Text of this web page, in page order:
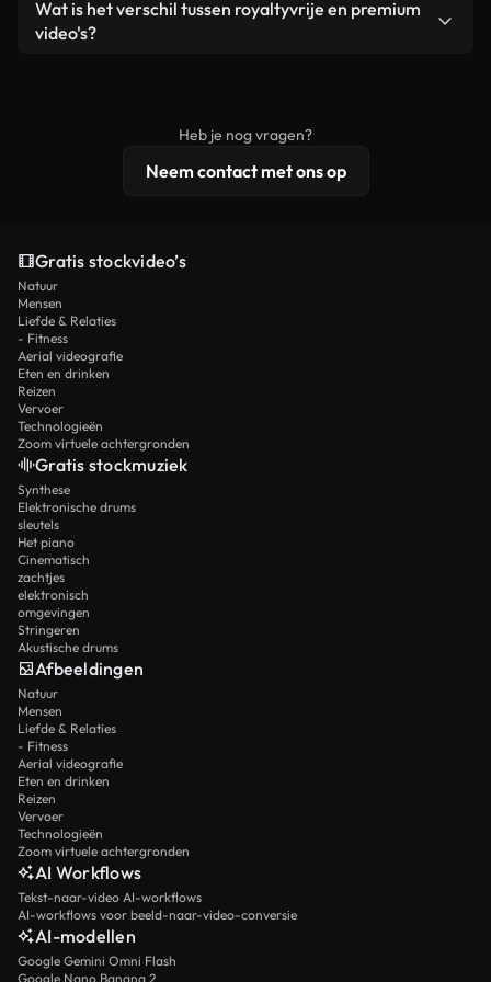
een losstaand product.
remixen. Zorg er wel voor dat het eindproduct
Wat is het verschil tussen royaltyvrije en premium
video's?
licentiebescherming omvat.
Heb je nog vragen?
Neem contact met ons op
Gratis stockvideo’s
Natuur
Mensen
Liefde & Relaties
- Fitness
Aerial videografie
Eten en drinken
Reizen
Vervoer
Technologieën
Zoom virtuele achtergronden
Gratis stockmuziek
Synthese
Elektronische drums
sleutels
Het piano
Cinematisch
zachtjes
elektronisch
omgevingen
Stringeren
Akustische drums
Afbeeldingen
Natuur
Mensen
Liefde & Relaties
- Fitness
Aerial videografie
Eten en drinken
Reizen
Vervoer
Technologieën
Zoom virtuele achtergronden
AI Workflows
Tekst-naar-video AI-workflows
AI-workflows voor beeld-naar-video-conversie
AI-modellen
Google Gemini Omni Flash
Google Nano Banana 2